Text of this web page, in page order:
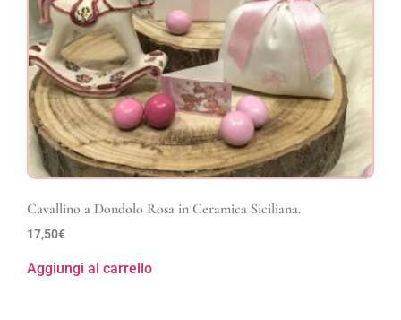
Cavallino a Dondolo Rosa in Ceramica Siciliana.
17,50€
Aggiungi al carrello